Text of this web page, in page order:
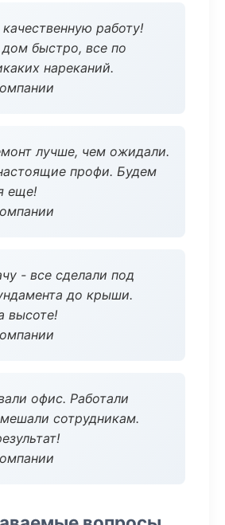
работу!
быстро, все по
нареканий.
лучше, чем ожидали.
профи. Будем
еще!
- все сделали под
до крыши.
высоте!
офис. Работали
сотрудникам.